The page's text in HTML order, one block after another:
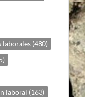
laborales (480)
laboral (163)